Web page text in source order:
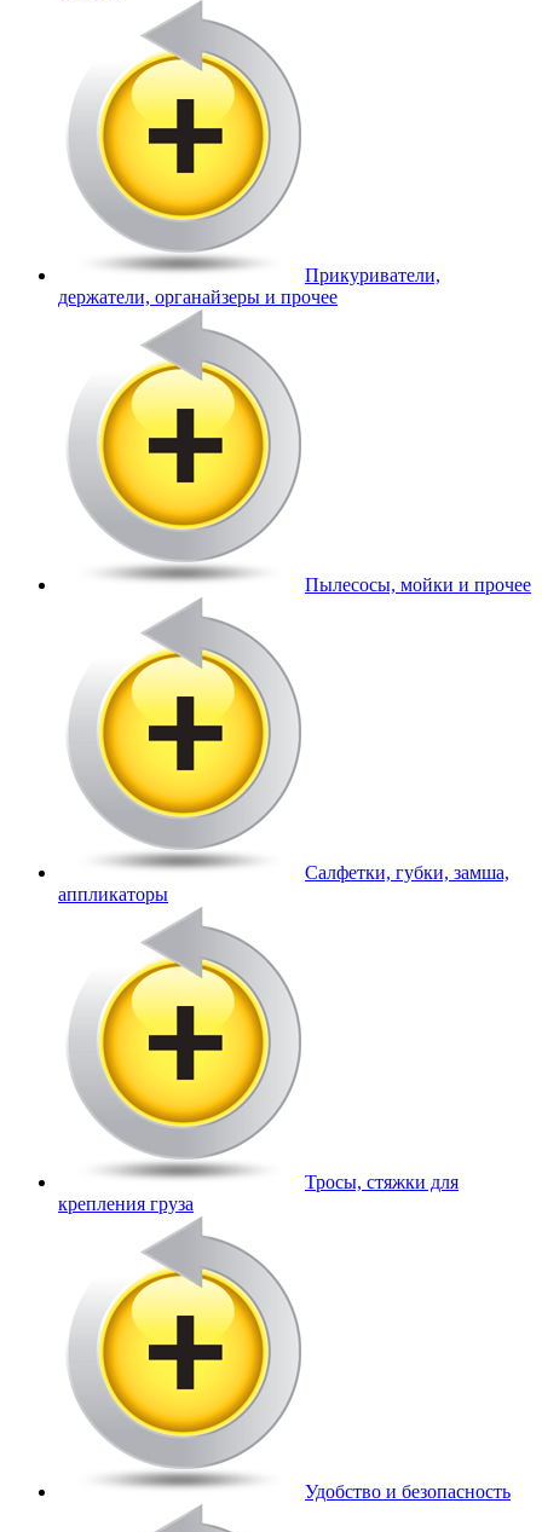
Прикуриватели,
держатели, органайзеры и прочее
Пылесосы, мойки и прочее
Салфетки, губки, замша,
аппликаторы
Тросы, стяжки для
крепления груза
Удобство и безопасность